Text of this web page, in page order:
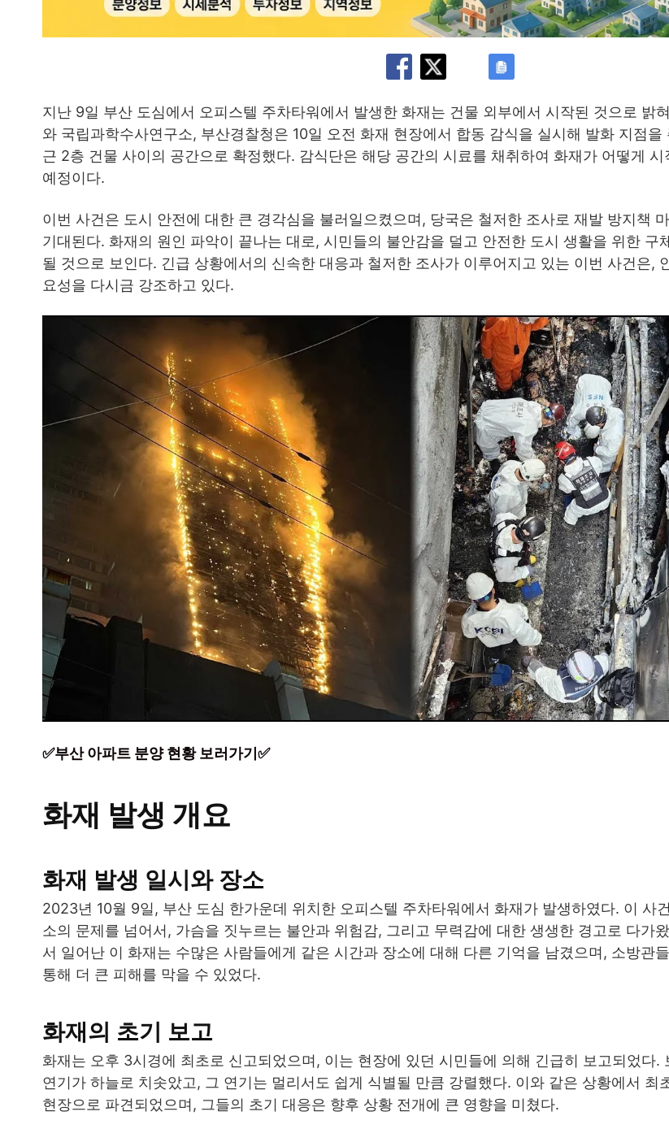
지난 9일 부산 도심에서 오피스텔 주차타워에서 발생한 화재는 건물 외부에서 시작된 것으로 밝
와 국립과학수사연구소, 부산경찰청은 10일 오전 화재 현장에서 합동 감식을 실시해 발화 지점을
근 2층 건물 사이의 공간으로 확정했다. 감식단은 해당 공간의 시료를 채취하여 화재가 어떻게
예정이다.
이번 사건은 도시 안전에 대한 큰 경각심을 불러일으켰으며, 당국은 철저한 조사로 재발 방지책
기대된다. 화재의 원인 파악이 끝나는 대로, 시민들의 불안감을 덜고 안전한 도시 생활을 위한 구
될 것으로 보인다. 긴급 상황에서의 신속한 대응과 철저한 조사가 이루어지고 있는 이번 사건은,
요성을 다시금 강조하고 있다.
✅부산 아파트 분양 현황 보러가기✅
화재 발생 개요
화재 발생 일시와 장소
2023년 10월 9일, 부산 도심 한가운데 위치한 오피스텔 주차타워에서 화재가 발생하였다. 이 사
소의 문제를 넘어서, 가슴을 짓누르는 불안과 위험감, 그리고 무력감에 대한 생생한 경고로 다가
서 일어난 이 화재는 수많은 사람들에게 같은 시간과 장소에 대해 다른 기억을 남겼으며, 소방관
통해 더 큰 피해를 막을 수 있었다.
화재의 초기 보고
화재는 오후 3시경에 최초로 신고되었으며, 이는 현장에 있던 시민들에 의해 긴급히 보고되었다.
연기가 하늘로 치솟았고, 그 연기는 멀리서도 쉽게 식별될 만큼 강렬했다. 이와 같은 상황에서 최
현장으로 파견되었으며, 그들의 초기 대응은 향후 상황 전개에 큰 영향을 미쳤다.